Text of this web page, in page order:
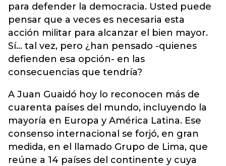
para defender la democracia. Usted puede
pensar que a veces es necesaria esta
acción militar para alcanzar el bien mayor.
Sí… tal vez, pero ¿han pensado -quienes
defienden esa opción- en las
consecuencias que tendría?
A Juan Guaidó hoy lo reconocen más de
cuarenta países del mundo, incluyendo la
mayoría en Europa y América Latina. Ese
consenso internacional se forjó, en gran
medida, en el llamado Grupo de Lima, que
reúne a 14 países del continente y cuya